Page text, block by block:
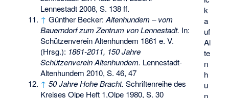
k
a
uf
Al
te
n
h
u
n
Lennestadt 2008, S. 138 ff.
↑ Günther Becker:Altenhundem – vom
Bauerndorf zum Zentrum von Lennestadt. In:
Schützenverein Altenhundem 1861 e. V.
(Hrsg.): 1861-2011, 150 Jahre
Schützenverein Altenhundem. Lennestadt-
Altenhundem 2010, S. 46, 47
↑ 50 Jahre Hohe Bracht. Schriftenreihe des
Kreises Olpe Heft 1,Olpe 1980, S. 30